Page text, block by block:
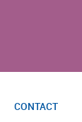
CONTACT